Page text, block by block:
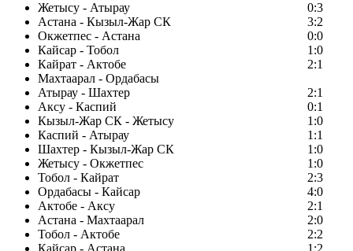
Жетысу - Атырау
0:3
Астана - Кызыл-Жар СК
3:2
Окжетпес - Астана
0:0
Кайсар - Тобол
1:0
Кайрат - Актобе
2:1
Махтаарал - Ордабасы
Атырау - Шахтер
2:1
Аксу - Каспий
0:1
Кызыл-Жар СК - Жетысу
1:0
Каспий - Атырау
1:1
Шахтер - Кызыл-Жар СК
1:0
Жетысу - Окжетпес
1:0
Тобол - Кайрат
2:3
Ордабасы - Кайсар
4:0
Актобе - Аксу
2:1
Астана - Махтаарал
2:0
Тобол - Актобе
2:2